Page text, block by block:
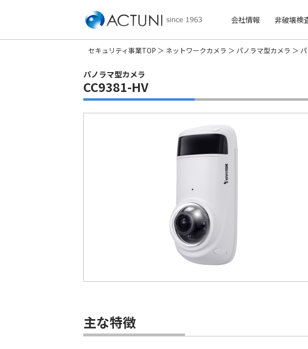
会社情報 非破壊検
セキュリティ事業TOP ネットワークカメラ パノラマ型カメラ
パノラマ型カメラ
CC9381-HV
主な特徴